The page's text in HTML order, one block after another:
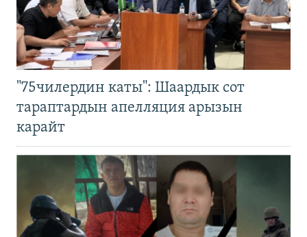
"75чилердин каты": Шаардык сот
тараптардын апелляция арызын
карайт